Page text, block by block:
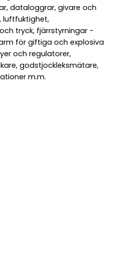
dataloggrar, givare och
luftfuktighet,
tryck, fjärrstyrningar -
för giftiga och explosiva
och regulatorer,
godstjockleksmätare,
m.m.